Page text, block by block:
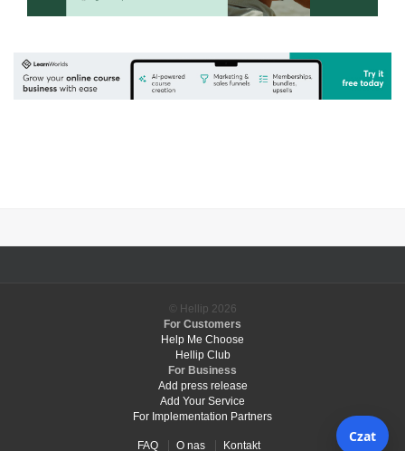
© Hellip 2026
For Customers
Help Me Choose
Hellip Club
For Business
Add press release
Add Your Service
For Implementation Partners
FAQ O nas Kontakt